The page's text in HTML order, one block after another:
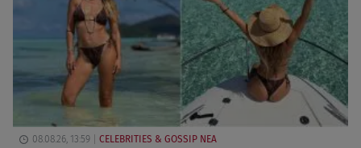
08.08.26, 13:59 CELEBRITIES & GOSSIP ΝΕΑ